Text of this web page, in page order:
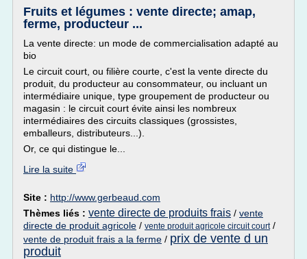
Fruits et légumes : vente directe; amap,
ferme, producteur ...
La vente directe: un mode de commercialisation adapté au
bio
Le circuit court, ou filière courte, c'est la vente directe du
produit, du producteur au consommateur, ou incluant un
intermédiaire unique, type groupement de producteur ou
magasin : le circuit court évite ainsi les nombreux
intermédiaires des circuits classiques (grossistes,
emballeurs, distributeurs...).
Or, ce qui distingue le...
Lire la suite
Site : http://www.gerbeaud.com
Thèmes liés : vente directe de produits frais / vente
directe de produit agricole / vente produit agricole circuit court/
vente de produit frais a la ferme / prix de vente d un
produit